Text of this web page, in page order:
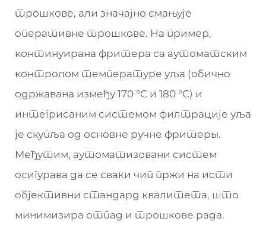
трошкове, али значајно смањује
оперативне трошкове. На пример,
континуирана фритера са аутоматским
контролом температуре уља (обично
одржавана између 170 °C и 180 °C) и
интегрисаним системом филтрације уља
је скупља од основне ручне фритеры.
Међутим, аутоматизовани систем
осигурава да се сваки чип пржи на исти
објективни стандард квалитета, што
минимизира отпад и трошкове рада.